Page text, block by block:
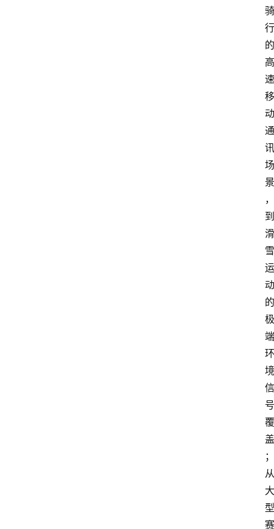
骑
行
的
高
速
移
动
通
讯
场
景
，
到
滑
雪
运
动
的
极
端
环
境
信
号
覆
盖
；
从
大
型
赛